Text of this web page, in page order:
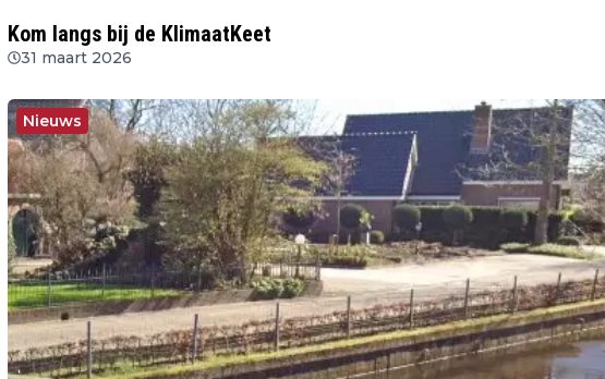
Kom langs bij de KlimaatKeet
31 maart 2026
Nieuws